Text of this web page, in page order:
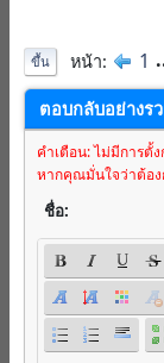
ขึ้น หน้า 1
ตอบกลับอย่างรว
คำเตือน: ไม่มีการตั้
หากคุณมั่นใจว่าต้อง
ชื่อ: